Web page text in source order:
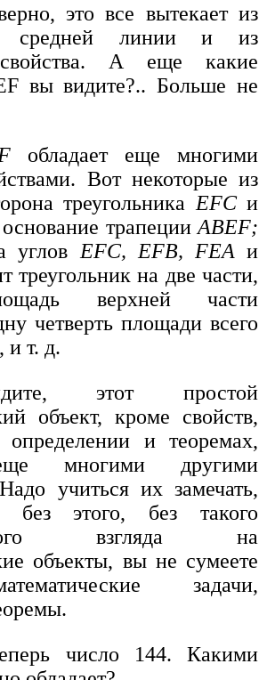
это все вытекает из
средней линии и из
свойства. А еще какие
вы видите?.. Больше не
обладает еще многими
Вот некоторые из
треугольника EFCи
трапеции ABEF;
углов EFC, EFB, FEA и
треугольник на две части,
верхней части
четверть площади всего
и т. д.
этот простой
объект, кроме свойств,
и теоремах,
многими другими
учиться их замечать,
без этого, без такого
взгляда на
объекты, вы не сумеете
задачи,
число 144. Какими